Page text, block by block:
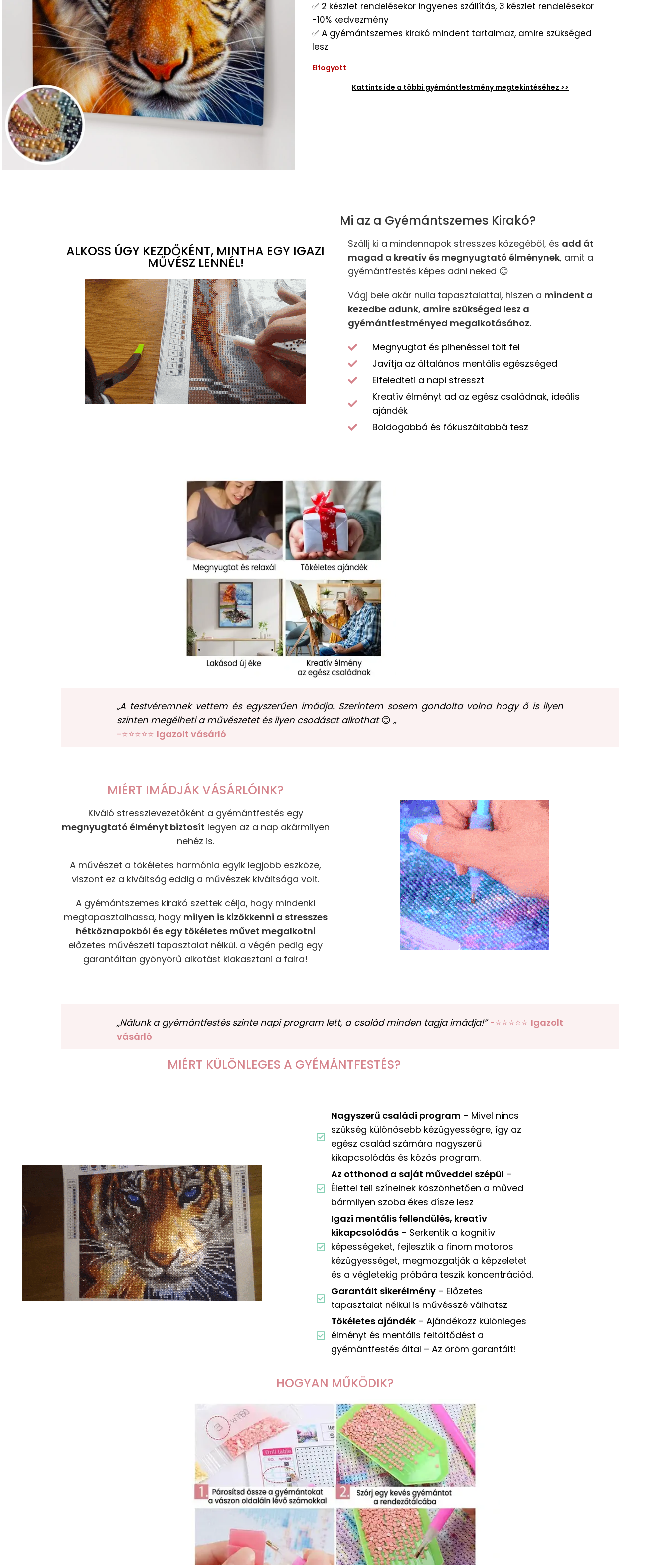
✅ 2 készlet rendelésekor ingyenes szállítás, 3 készlet rendelésekor
-10% kedvezmény
✅ A gyémántszemes kirakó mindent tartalmaz, amire szükséged
lesz
Elfogyott
Kattints ide a többi gyémántfestmény megtekintéséhez >>
ALKOSS ÚGY KEZDŐKÉNT, MINTHA EGY IGAZI
MŰVÉSZ LENNÉL!
Mi az a Gyémántszemes Kirakó?
Szállj ki a mindennapok stresszes közegéből, és add át
magad a kreatív és megnyugtató élménynek, amit a
gyémántfestés képes adni neked 😊
Vágj bele akár nulla tapasztalattal, hiszen a mindent a
kezedbe adunk, amire szükséged lesz a
gyémántfestményed megalkotásához.
Megnyugtat és pihenéssel tölt fel
Javítja az általános mentális egészséged
Elfeledteti a napi stresszt
Kreatív élményt ad az egész családnak, ideális
ajándék
Boldogabbá és fókuszáltabbá tesz
„A testvéremnek vettem és egyszerűen imádja. Szerintem sosem gondolta volna hogy ő is ilyen
szinten megélheti a művészetet és ilyen csodásat alkothat😊 „
-⭐⭐⭐⭐⭐ Igazolt vásárló
MIÉRT IMÁDJÁK VÁSÁRLÓINK?
Kiváló stresszlevezetőként a gyémántfestés egy
megnyugtató élményt biztosít legyen az a nap akármilyen
nehéz is.
A művészet a tökéletes harmónia egyik legjobb eszköze,
viszont ez a kiváltság eddig a művészek kiváltsága volt.
A gyémántszemes kirakó szettek célja, hogy mindenki
megtapasztalhassa, hogy milyen is kizökkenni a stresszes
hétköznapokból és egy tökéletes művet megalkotni
előzetes művészeti tapasztalat nélkül. a végén pedig egy
garantáltan gyönyörű alkotást kiakasztani a falra!
„Nálunk a gyémántfestés szinte napi program lett, a család minden tagja imádja!” -⭐⭐⭐⭐⭐ Igazolt
vásárló
MIÉRT KÜLÖNLEGES A GYÉMÁNTFESTÉS?
Nagyszerű családi program – Mivel nincs
szükség különösebb kézügyességre, így az
egész család számára nagyszerű
kikapcsolódás és közös program.
Az otthonod a saját műveddel szépül –
Élettel teli színeinek köszönhetően a műved
bármilyen szoba ékes dísze lesz
Igazi mentális fellendülés, kreatív
kikapcsolódás– Serkentik a kognitív
képességeket, fejlesztik a finom motoros
kézügyességet, megmozgatják a képzeletet
és a végletekig próbára teszik koncentrációd.
Garantált sikerélmény– Előzetes
tapasztalat nélkül is művésszé válhatsz
Tökéletes ajándék– Ajándékozz különleges
élményt és mentális feltöltődést a
gyémántfestés által – Az öröm garantált!
HOGYAN MŰKÖDIK?